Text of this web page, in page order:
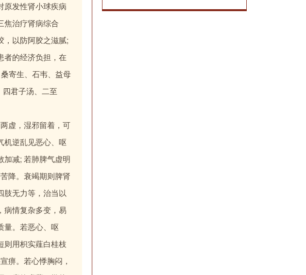
原发性肾小球疾病
焦治疗肾病综合
，以防阿胶之滋腻;
者的经济负担，在
寄生、石韦、益母
君子汤、二至
虚，湿邪留着，可
机逆乱见恶心、呕
加减; 若肺脾气虚明
降。衰竭期则脾肾
肢无力等，治当以
病情复杂多变，易
量。若恶心、呕
则用枳实薤白桂枝
痹。若心悸胸闷，